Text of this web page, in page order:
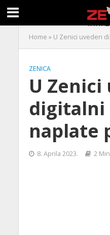
Home » U Zenici uveden
ZENICA
U Zenici
digitalni
naplate
8. Aprila 2023. 2